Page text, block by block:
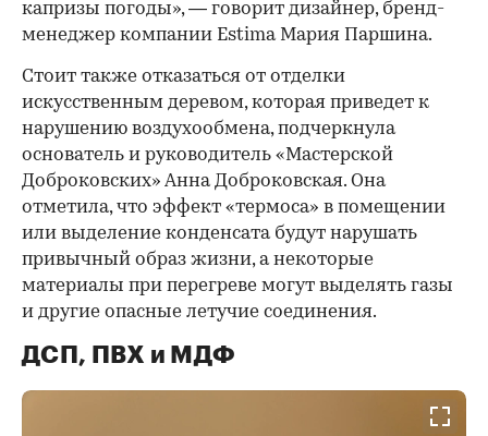
капризы погоды», — говорит дизайнер, бренд-
менеджер компании Estima Мария Паршина.
Стоит также отказаться от отделки
искусственным деревом, которая приведет к
нарушению воздухообмена, подчеркнула
основатель и руководитель «Мастерской
Доброковских» Анна Доброковская. Она
отметила, что эффект «термоса» в помещении
или выделение конденсата будут нарушать
привычный образ жизни, а некоторые
материалы при перегреве могут выделять газы
и другие опасные летучие соединения.
ДСП, ПВХ и МДФ